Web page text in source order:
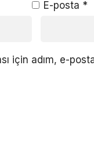
E-posta *
için adım, e-